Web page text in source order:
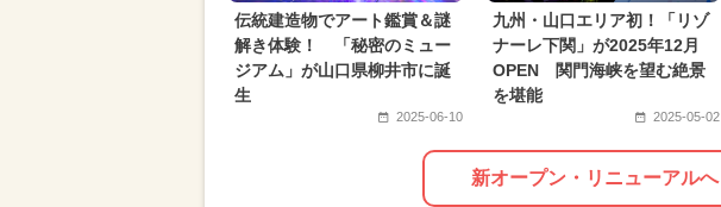
2018年のイベント
伝統建造物でアート鑑賞＆謎
解き体験！ 「秘密のミュー
ジアム」が山口県柳井市に誕
生
2025-06-10
九州・山口エリア初！「リゾ
ナーレ下関」が2025年12月
OPEN 関門海峡を望む絶景
を堪能
2025-05-02
新オープン・リニューアルへ